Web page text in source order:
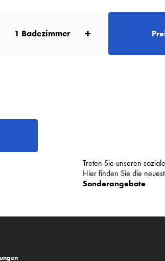
1 Badezimmer +
Treten Sie unseren
Hier finden Sie die
Sonderangebote